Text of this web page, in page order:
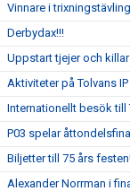
Vinnare i
Derbydax!!!
Uppstart tjejer och
Aktiviteter på Tolvans
Internationellt besök till
P03 spelar
Biljetter till 75 års
Alexander Norrman i